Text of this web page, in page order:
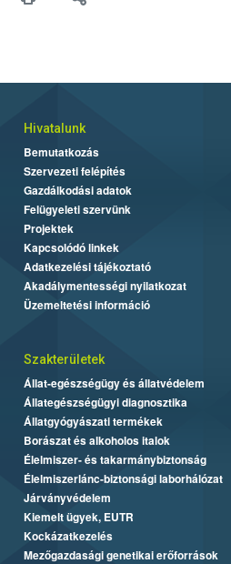
Hivatalunk
Bemutatkozás
Szervezeti felépítés
Gazdálkodási adatok
Felügyeleti szervünk
Projektek
Kapcsolódó linkek
Adatkezelési tájékoztató
Akadálymentességi nyilatkozat
Üzemeltetési információ
Szakterületek
Állat-egészségügy és állatvédelem
Állategészségügyi diagnosztika
Állatgyógyászati termékek
Borászat és alkoholos italok
Élelmiszer- és takarmánybiztonság
Élelmiszerlánc-biztonsági laborhálózat
Járványvédelem
Kiemelt ügyek, EUTR
Kockázatkezelés
Mezőgazdasági genetikai erőforrások